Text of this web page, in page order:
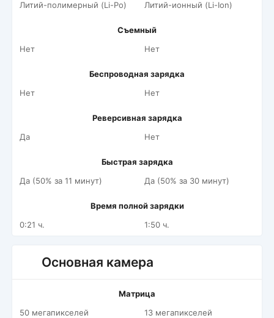
Литий-полимерный (Li-Po) Литий-ионный (Li-Ion)
Съемный
Нет
Нет
Беспроводная зарядка
Нет
Нет
Реверсивная зарядка
Да
Нет
Быстрая зарядка
Да (50% за 11 минут)
Да (50% за 30 минут)
Время полной зарядки
0:21 ч.
1:50 ч.
Основная камера
Матрица
50 мегапикселей
13 мегапикселей